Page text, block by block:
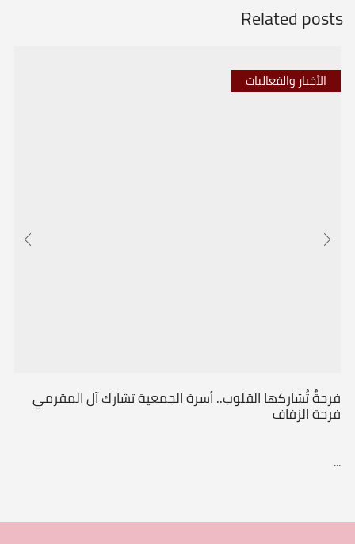
Related posts
الأخبار والفعاليات
فرحةٌ تُشاركها القلوب.. أسرة الجمعية تشارك آل المقرمي
فرحة الزفاف
...